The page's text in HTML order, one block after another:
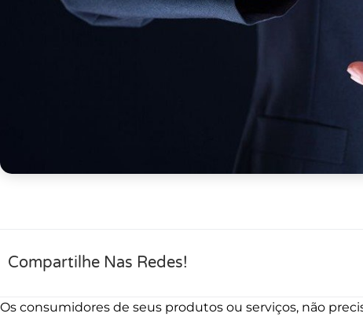
Compartilhe Nas Redes!
Os consumidores de seus produtos ou serviços, não